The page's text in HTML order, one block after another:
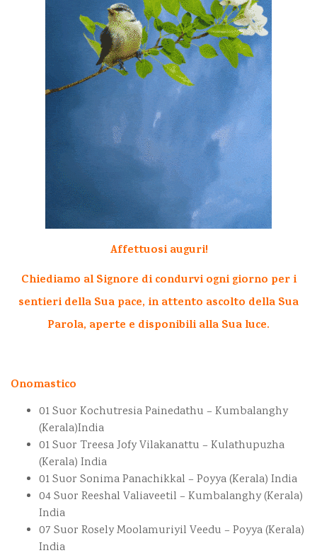
Affettuosi auguri!
Chiediamo al Signore di condurvi ogni giorno per i
sentieri della Sua pace, in attento ascolto della Sua
Parola, aperte e disponibili alla Sua luce.
Onomastico
01 Suor Kochutresia Painedathu – Kumbalanghy
(Kerala)India
01 Suor Treesa Jofy Vilakanattu – Kulathupuzha
(Kerala) India
01 Suor Sonima Panachikkal – Poyya (Kerala) India
04 Suor Reeshal Valiaveetil – Kumbalanghy (Kerala)
India
07 Suor Rosely Moolamuriyil Veedu – Poyya (Kerala)
India